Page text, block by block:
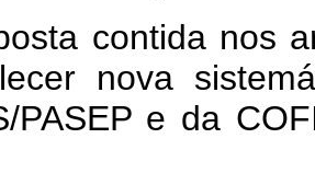
contida nos
nova
PASEP e da